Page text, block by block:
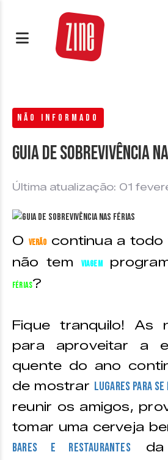
NÃO INFORMADO
Guia de sobrevivência
Última atualização: 01
O verãocontinua a todo
não tem
viagem
férias?
Fique tranquilo! As
para aproveitar a
quente do ano
de mostrar lugares para
reunir os amigos,
tomar uma cerveja
bares e restaurantes